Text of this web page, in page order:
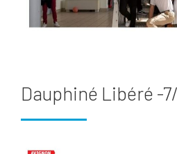
Dauphiné Libéré -